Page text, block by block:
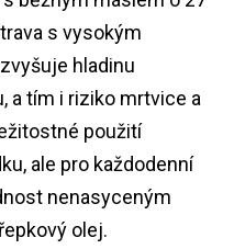
s vysokým
hladinu
a tím i riziko mrtvice a
použití
ale pro každodenní
nenasyceným
olej.